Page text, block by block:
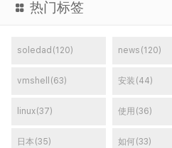
热门标签
soledad(120) news(120)
vmshell(63) 安装(44)
linux(37) 使用(36)
日本(35) 如何(33)